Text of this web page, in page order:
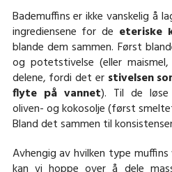
Bademuffins er ikke vanskelig å
ingrediensene for de eteriske
blande dem sammen. Først
og potetstivelse (eller
delene, fordi det er stivelsen
flyte på vannet). Til de løse
oliven- og kokosolje (først
Bland det sammen til
Avhengig av hvilken type